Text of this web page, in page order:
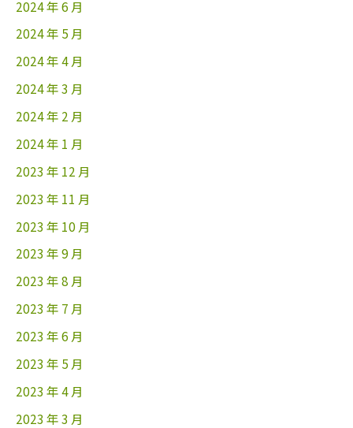
2024 年 6 月
2024 年 5 月
2024 年 4 月
2024 年 3 月
2024 年 2 月
2024 年 1 月
2023 年 12 月
2023 年 11 月
2023 年 10 月
2023 年 9 月
2023 年 8 月
2023 年 7 月
2023 年 6 月
2023 年 5 月
2023 年 4 月
2023 年 3 月